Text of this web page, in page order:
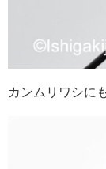
カンムリワシに